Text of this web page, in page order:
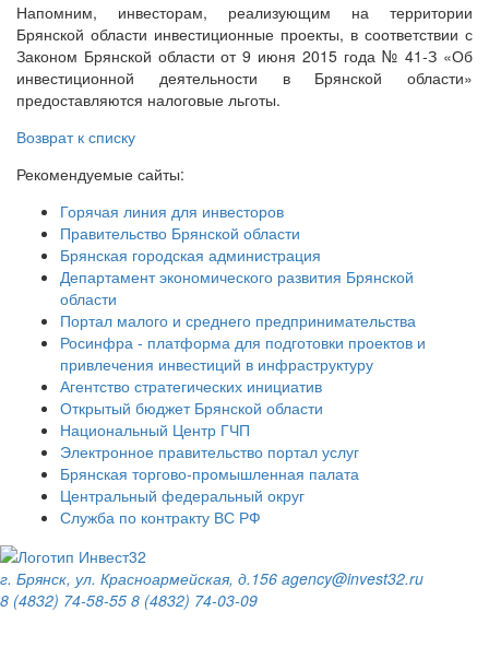
Напомним, инвесторам, реализующим на территории
Брянской области инвестиционные проекты, в соответствии с
Законом Брянской области от 9 июня 2015 года № 41-З «Об
инвестиционной деятельности в Брянской области»
предоставляются налоговые льготы.
Возврат к списку
Рекомендуемые сайты:
Горячая линия для инвесторов
Правительство Брянской области
Брянская городская администрация
Департамент экономического развития Брянской
области
Портал малого и среднего предпринимательства
Росинфра - платформа для подготовки проектов и
привлечения инвестиций в инфраструктуру
Агентство стратегических инициатив
Открытый бюджет Брянской области
Национальный Центр ГЧП
Электронное правительство портал услуг
Брянская торгово-промышленная палата
Центральный федеральный округ
Служба по контракту ВС РФ
г. Брянск, ул. Красноармейская, д.156 agency@invest32.ru
8 (4832) 74-58-55 8 (4832) 74-03-09